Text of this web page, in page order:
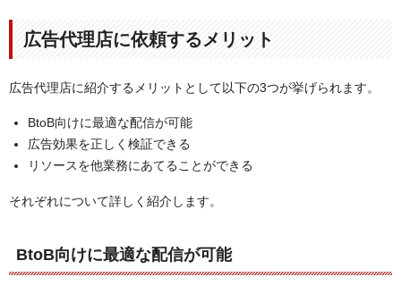
広告代理店に依頼するメリット
広告代理店に紹介するメリットとして以下の3つが挙げられます。
BtoB向けに最適な配信が可能
広告効果を正しく検証できる
リソースを他業務にあてることができる
それぞれについて詳しく紹介します。
BtoB向けに最適な配信が可能